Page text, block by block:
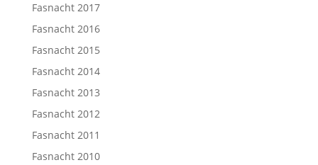
Fasnacht 2017
Fasnacht 2016
Fasnacht 2015
Fasnacht 2014
Fasnacht 2013
Fasnacht 2012
Fasnacht 2011
Fasnacht 2010